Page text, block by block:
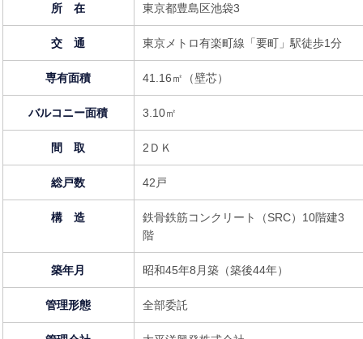
所 在 東京都豊島区池袋3
交 通 東京メトロ有楽町線「要町」駅徒歩1分
専有面積 41.16㎡（壁芯）
バルコニー面積 3.10㎡
間 取 2ＤＫ
総戸数 42戸
構 造
鉄骨鉄筋コンクリート（SRC）10階建3
階
築年月 昭和45年8月築（築後44年）
管理形態 全部委託